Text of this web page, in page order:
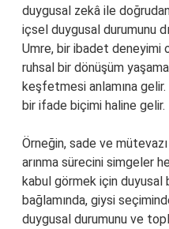
duygusal zekâ ile
içsel duygusal durumunu
Umre, bir ibadet deneyimi
ruhsal bir dönüşüm
keşfetmesi anlamına
bir ifade biçimi haline gelir.
Örneğin, sade ve
arınma sürecini simgeler
kabul görmek için duyusal
bağlamında, giysi
duygusal durumunu ve